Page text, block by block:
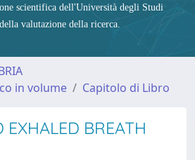
scientifica dell'Università degli Studi
valutazione della ricerca.
in volume
Capitolo di Libro
EXHALED BREATH